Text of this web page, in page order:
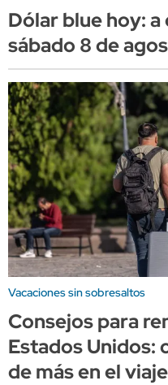
Dólar blue hoy:
sábado 8 de
Vacaciones sin sobresaltos
Consejos para
Estados Unidos:
de más en el viaje